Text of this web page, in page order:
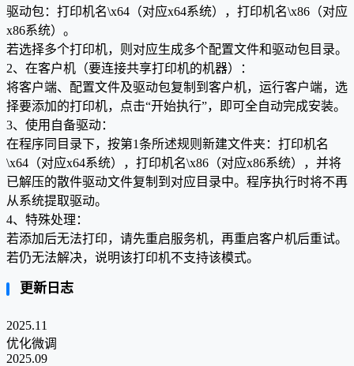
驱动包：打印机名\x64（对应x64系统），打印机名\x86（对应
x86系统）。
若选择多个打印机，则对应生成多个配置文件和驱动包目录。
2、在客户机（要连接共享打印机的机器）：
将客户端、配置文件及驱动包复制到客户机，运行客户端，选
择要添加的打印机，点击“开始执行”，即可全自动完成安装。
3、使用自备驱动：
在程序同目录下，按第1条所述规则新建文件夹：打印机名
\x64（对应x64系统），打印机名\x86（对应x86系统），并将
已解压的散件驱动文件复制到对应目录中。程序执行时将不再
从系统提取驱动。
4、特殊处理：
若添加后无法打印，请先重启服务机，再重启客户机后重试。
若仍无法解决，说明该打印机不支持该模式。
更新日志
2025.11
优化微调
2025.09